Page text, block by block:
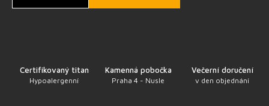
Certifikovaný titan
Hypoalergenní
Kamenná pobočka
Praha 4 - Nusle
Večerní doručení
v den objednání